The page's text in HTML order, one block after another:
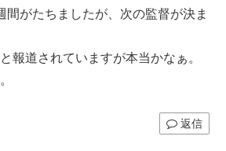
間がたちましたが、次の監督が決ま
報道されていますが本当かなぁ。
返信